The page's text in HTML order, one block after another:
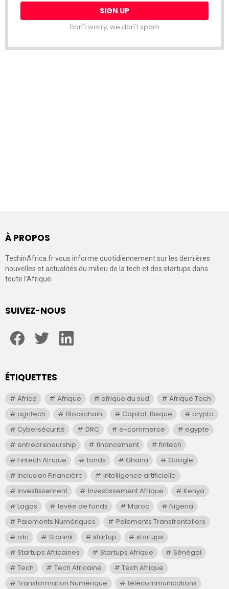
Don't worry, we don't spam
À PROPOS
TechinAfrica.fr vous informe quotidiennement sur les dernières
nouvelles et actualités du milieu de la tech et des startups dans
toute l’Afrique.
SUIVEZ-NOUS
ÉTIQUETTES
Africa Afrique afrique du sud
Afrique Tech
agritech
Blockchain Capital-Risque
crypto
Cybersécurité
DRC e-commerce
egypte
entrepreneurship
financement
fintech
Fintech Afrique
fonds Ghana
Google
Inclusion Financière
intelligence artificielle
investissement
Investissement Afrique
Kenya
Lagos
levée de fonds Maroc
Nigeria
Paiements Numériques
Paiements Transfrontaliers
rdc
Starlink startup
startups
Startups Africaines
Startups Afrique
Sénégal
Tech
Tech Africaine
Tech Afrique
Transformation Numérique
télécommunications